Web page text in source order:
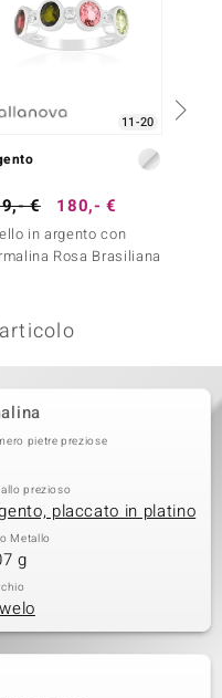
11-20
€ 180,- €
in argento con
Rosa Brasiliana
pietre preziose
prezioso
placcato in platino
Metallo
g